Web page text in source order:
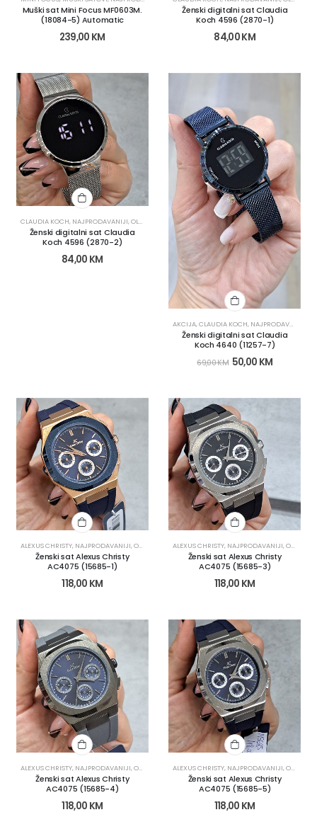
Muški sat Mini Focus MF0603M.
(18084-5) Automatic
239,00 KM
Ženski digitalni sat Claudia
Koch 4596 (2870-1)
84,00KM
CLAUDIA KOCH, NAJPRODAVANIJI,OLX KATEGORIJE ,OLX OBNOVA SATOVI,ŽENSKI SATOVI
Ženski digitalni sat Claudia
Koch 4596 (2870-2)
84,00 KM
AKCIJA,CLAUDIA KOCH, NAJPRODAVANIJI
Ženski digitalni sat Claudia
Koch 4640 (11257-7)
69,00KM 50,00 KM
ALEXUS CHRISTY, NAJPRODAVANIJI,OLX KATEGORIJE ,OLX OBNOVA,SATOVI,ŽENSKI SATOVI
Ženski sat Alexus Christy
AC4075 (15685-1)
118,00 KM
ALEXUS CHRISTY, NAJPRODAVANIJI,OLX KATEGORIJE
Ženski sat Alexus Christy
AC4075 (15685-3)
118,00 KM
ALEXUS CHRISTY, NAJPRODAVANIJI,OLX KATEGORIJE ,OLX OBNOVA,SATOVI,ŽENSKI SATOVI
Ženski sat Alexus Christy
AC4075 (15685-4)
118,00 KM
ALEXUS CHRISTY, NAJPRODAVANIJI,OLX KATEGORIJE
Ženski sat Alexus Christy
AC4075 (15685-5)
118,00 KM